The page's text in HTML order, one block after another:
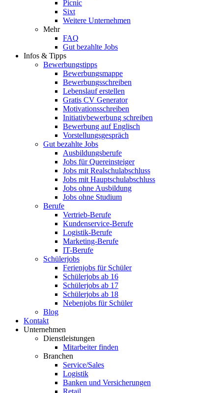
Picnic
Sixt
Weitere Unternehmen
Mehr
FAQ
Gut bezahlte Jobs
Infos & Tipps
Bewerbungstipps
Bewerbungsmappe
Bewerbungsschreiben
Lebenslauf erstellen
Gratis CV Generator
Motivationsschreiben
Initiativbewerbung schreiben
Bewerbung auf Englisch
Vorstellungsgespräch
Gut bezahlte Jobs
Ausbildungsberufe
Jobs für Quereinsteiger
Jobs mit Realschulabschluss
Jobs mit Hauptschulabschluss
Jobs ohne Ausbildung
Jobs ohne Studium
Berufe
Vertrieb-Berufe
Kundenservice-Berufe
Logistik-Berufe
Marketing-Berufe
IT-Berufe
Schülerjobs
Ferienjobs für Schüler
Schülerjobs ab 16
Schülerjobs ab 17
Schülerjobs ab 18
Nebenjobs für Schüler
Blog
Kontakt
Unternehmen
Dienstleistungen
Mitarbeiter finden
Branchen
Service/Sales
Logistik
Banken und Versicherungen
Retail